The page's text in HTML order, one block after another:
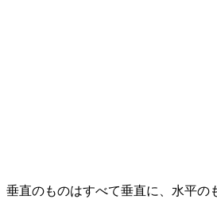
垂直のものはすべて垂直に、水平の